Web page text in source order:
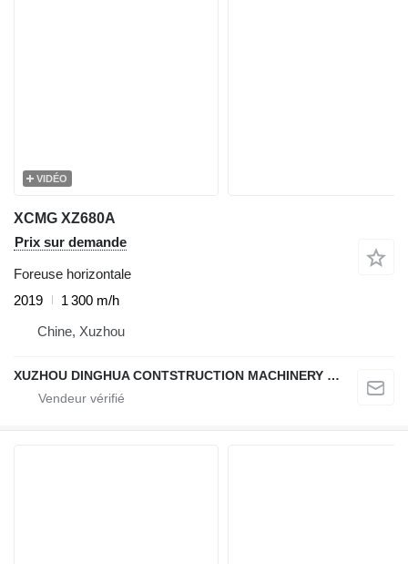
VIDÉO
XCMG XZ680A
Prix sur demande
Foreuse horizontale
2019
1 300 m/h
Chine, Xuzhou
XUZHOU DINGHUA CONTSTRUCTION MACHINERY CO., LTD.